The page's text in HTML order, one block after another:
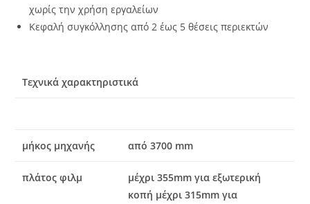
χωρίς την χρήση εργαλείων
Κεφαλή συγκόλλησης από 2 έως 5 θέσεις περιεκτών
Τεχνικά χαρακτηριστικά
μήκος μηχανής από 3700 mm
πλάτος φιλμ
μέχρι 355mm για εξωτερική
κοπή μέχρι 315mm για